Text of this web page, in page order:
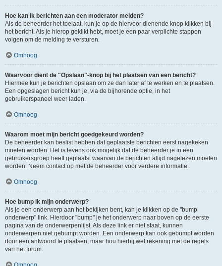
Hoe kan ik berichten aan een moderator melden?
Als de beheerder het toelaat, kun je op de hiervoor dienende knop klikken bij
het bericht. Als je hierop geklikt hebt, moet je een paar verplichte stappen
volgen om de melding te versturen.
Omhoog
Waarvoor dient de "Opslaan"-knop bij het plaatsen van een bericht?
Hiermee kun je berichten opslaan om ze dan later af te werken en te plaatsen.
Een opgeslagen bericht kun je, via de bijhorende optie, in het
gebruikerspaneel weer laden.
Omhoog
Waarom moet mijn bericht goedgekeurd worden?
De beheerder kan beslist hebben dat geplaatste berichten eerst nagekeken
moeten worden. Het is tevens ook mogelijk dat de beheerder je in een
gebruikersgroep heeft geplaatst waarvan de berichten altijd nagelezen moeten
worden. Neem contact op met de beheerder voor verdere informatie.
Omhoog
Hoe bump ik mijn onderwerp?
Als je een onderwerp aan het bekijken bent, kan je klikken op de "bump
onderwerp" link. Hierdoor "bump" je het onderwerp naar boven op de eerste
pagina van de onderwerpenlijst. Als deze link er niet staat, kunnen
onderwerpen niet gebumpt worden. Een onderwerp kan ook gebumpt worden
door een antwoord te plaatsen, maar hou hierbij wel rekening met de regels
van het forum.